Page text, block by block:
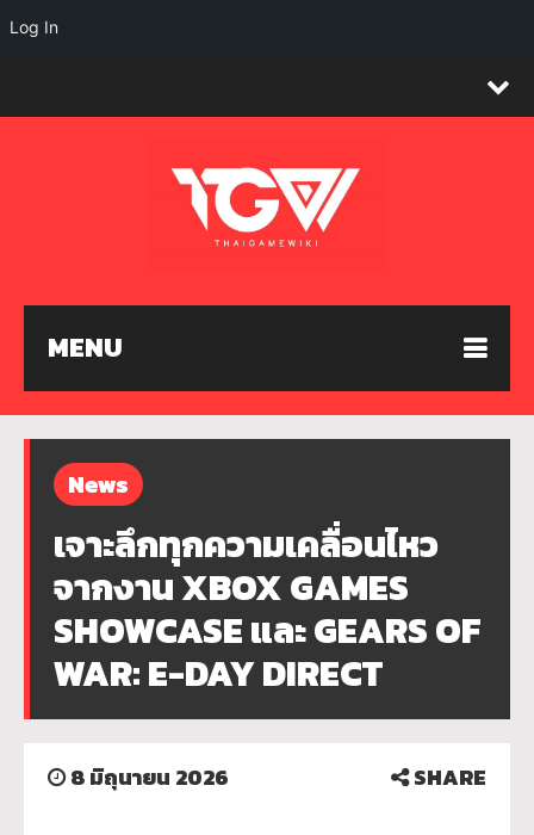
MENU
News
เจาะลึกทุกความเคลื่อนไหว
จากงาน XBOX GAMES
SHOWCASE และ GEARS OF
WAR: E-DAY DIRECT
8 มิถุนายน 2026 SHARE
Log In